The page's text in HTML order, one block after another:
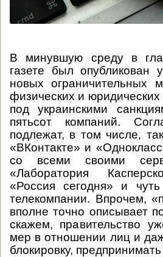
В минувшую среду в
газете был опубликован
новых ограничительных
физических и юридических
под украинскими
пятьсот компаний.
подлежат, в том числе,
«ВКонтакте» и
со всеми своими
«Лаборатория
«Россия сегодня» и
телекомпании. Впрочем,
вполне точно описывает
скажем, правительство
мер в отношении лиц и
блокировку, предпринимать